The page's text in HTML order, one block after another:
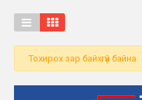
Тохирох зар байхгүй байна.